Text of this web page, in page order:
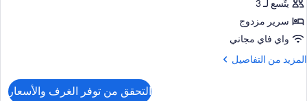
عادية
(Extra
person
fee:
KRW
يتّسع لـ 3
سرير مزدوج
واي فاي مجاني
المزيد من التفاصيل
المزيد
التحقق من توفر الغرف والأسعار